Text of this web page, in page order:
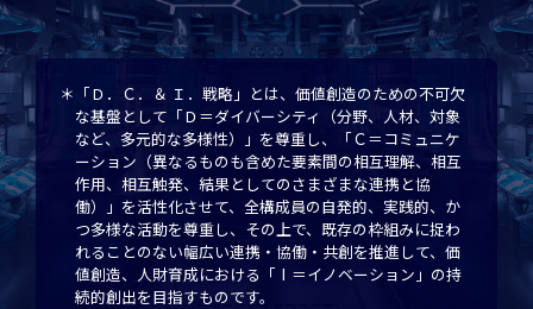
＊「Ｄ．Ｃ．＆ Ｉ．戦略」とは、価値創造のための不可欠
な基盤として「Ｄ＝ダイバーシティ（分野、人材、対象
など、多元的な多様性）」を尊重し、「Ｃ＝コミュニケ
ーション（異なるものも含めた要素間の相互理解、相互
作用、相互触発、結果としてのさまざまな連携と協
働）」を活性化させて、全構成員の自発的、実践的、か
つ多様な活動を尊重し、その上で、既存の枠組みに捉わ
れることのない幅広い連携・協働・共創を推進して、価
値創造、人財育成における「Ⅰ＝イノベーション」の持
続的創出を目指すものです。